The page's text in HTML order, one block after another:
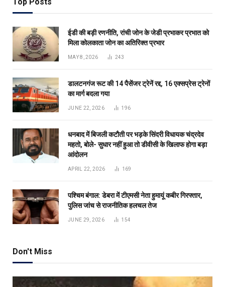
Top Posts
ईडी की बड़ी रणनीति, रांची जोन के जेडी प्रभाकर प्रभात को
मिला कोलकाता जोन का अतिरिक्त प्रभार
MAY 8, 2026 243
डालटनगंज रूट की 14 पैसेंजर ट्रेनें रद्द, 16 एक्सप्रेस ट्रेनों
का मार्ग बदला गया
JUNE 22, 2026 196
धनबाद में बिजली कटौती पर भड़के सिंदरी विधायक चंद्रदेव
महतो, बोले- सुधार नहीं हुआ तो डीवीसी के खिलाफ होगा बड़ा
आंदोलन
APRIL 22, 2026 169
पश्चिम बंगाल: डेबरा में टीएमसी नेता हुमायूं कबीर गिरफ्तार,
पुलिस जांच से राजनीतिक हलचल तेज
JUNE 29, 2026 154
Don't Miss